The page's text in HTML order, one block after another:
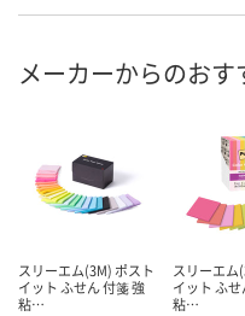
メーカーからのおす
スリーエム(3M) ポスト
イット ふせん 付箋 強
粘…
スリーエム
イット ふ
粘…